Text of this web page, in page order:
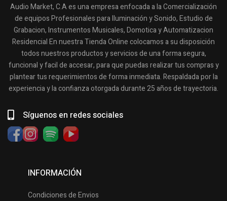
Audio Market, C.A es una empresa enfocada a la Comercialización
de equipos Profesionales para Iluminación y Sonido, Estudio de
Grabacion, Instrumentos Musicales, Domotica y Automatizacion
Residencial En nuestra Tienda Online colocamos a su disposición
todos nuestros productos y servicios de una forma segura,
funcional y facil de accesar, para que puedas realizar tus compras y
plantear tus requerimientos de forma inmediata. Respaldada por la
experiencia y la confianza otorgada durante 25 años de trayectoria.
Síguenos en redes sociales
INFORMACIÓN
Condiciones de Envios